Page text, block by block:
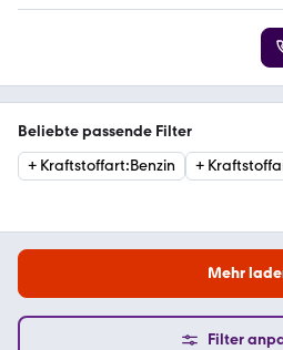
Beliebte passende Filter
+ Kraftstoffart:Benzin +
Mehr
Filter